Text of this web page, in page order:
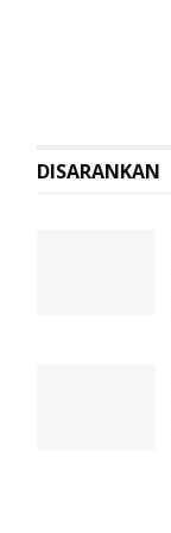
DISARANKAN